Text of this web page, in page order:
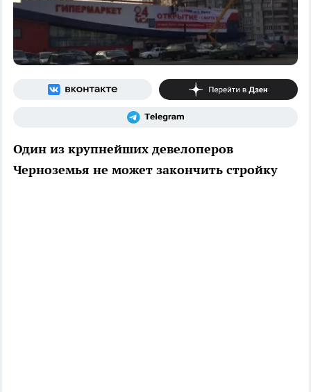
Один из крупнейших девелоперов
Черноземья не может закончить стройку